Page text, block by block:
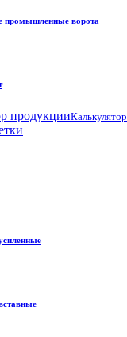
промышленные ворота
Калькулятор